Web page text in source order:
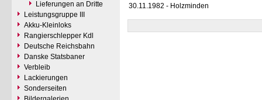
Lieferungen an Dritte
Leistungsgruppe III
Akku-Kleinloks
Rangierschlepper Kdl
Deutsche Reichsbahn
Danske Statsbaner
Verbleib
Lackierungen
Sonderseiten
30.11.1982 - Holzminden